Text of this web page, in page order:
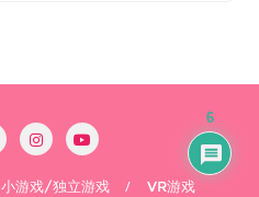
小游戏/独立游戏 VR游戏
6